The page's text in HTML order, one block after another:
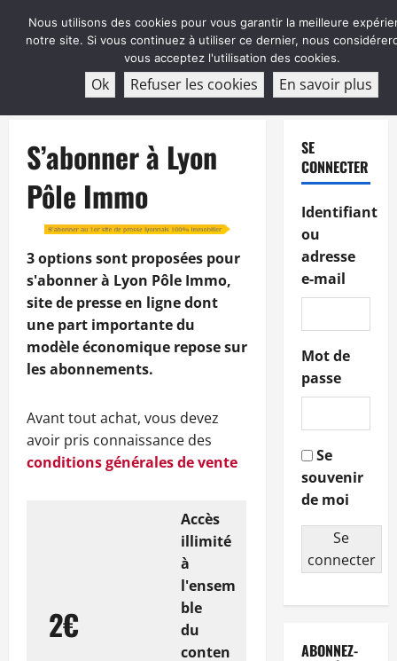
ABONNEMENT
S’abonner à Lyon
Pôle Immo
3 options sont proposées pour
s'abonner à Lyon Pôle Immo,
site de presse en ligne dont
une part importante du
modèle économique repose sur
les abonnements.
Avant tout achat, vous devez
avoir pris connaissance des
conditions générales de vente
2€
Accès
illimité
à
l'ensem
ble
du
conten
SE
CONNECTER
Identifiant
ou
adresse
e-mail
Mot de
passe
Se
souvenir
de moi
Se
connecter
ABONNEZ-
Nous utilisons des cookies pour vous garantir la meilleure
notre site. Si vous continuez à utiliser ce dernier, nous
vous acceptez l'utilisation des cookies.
Ok Refuser les cookies En savoir plus